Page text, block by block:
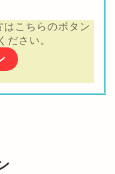
はこちらのボタン
ださい。